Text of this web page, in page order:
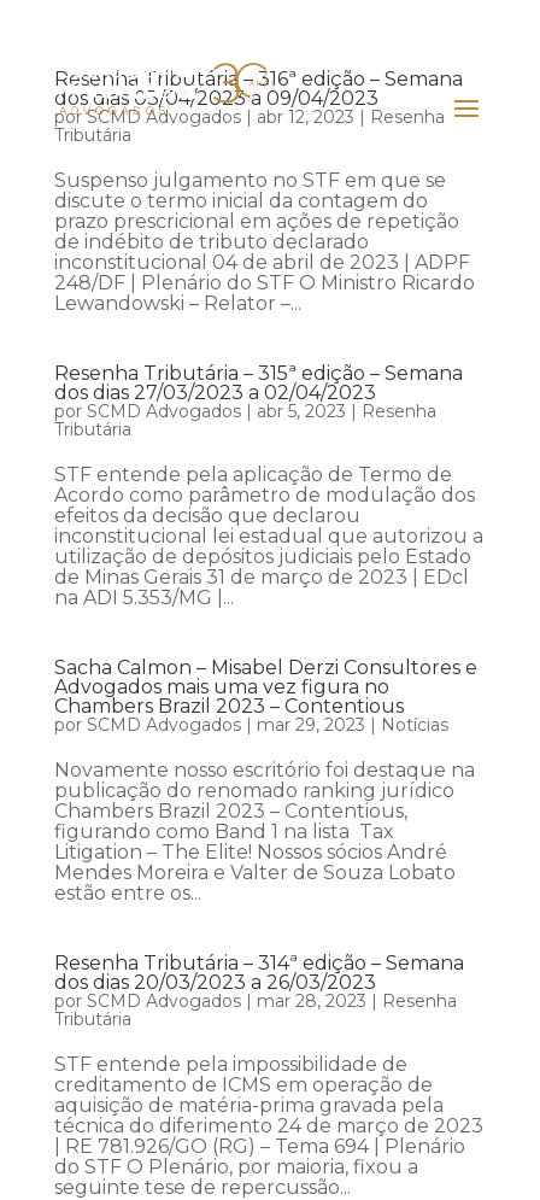
Resenha Tributária – 316ª edição – Semana
dos dias 03/04/2023 a 09/04/2023
porSCMD Advogados| abr 12, 2023 | Resenha
Tributária
Suspenso julgamento no STF em que se
discute o termo inicial da contagem do
prazo prescricional em ações de repetição
de indébito de tributo declarado
inconstitucional 04 de abril de 2023 | ADPF
248/DF | Plenário do STF O Ministro Ricardo
Lewandowski – Relator –...
Resenha Tributária – 315ª edição – Semana
dos dias 27/03/2023 a 02/04/2023
por SCMD Advogados| abr 5, 2023 | Resenha
Tributária
STF entende pela aplicação de Termo de
Acordo como parâmetro de modulação dos
efeitos da decisão que declarou
inconstitucional lei estadual que autorizou a
utilização de depósitos judiciais pelo Estado
de Minas Gerais 31 de março de 2023 | EDcl
na ADI 5.353/MG |...
Sacha Calmon – Misabel Derzi Consultores e
Advogados mais uma vez figura no
Chambers Brazil 2023 – Contentious
por SCMD Advogados| mar 29, 2023 | Notícias
Novamente nosso escritório foi destaque na
publicação do renomado ranking jurídico
Chambers Brazil 2023 – Contentious,
figurando como Band 1 na lista Tax
Litigation – The Elite! Nossos sócios André
Mendes Moreira e Valter de Souza Lobato
estão entre os...
Resenha Tributária – 314ª edição – Semana
dos dias 20/03/2023 a 26/03/2023
por SCMD Advogados| mar 28, 2023 | Resenha
Tributária
STF entende pela impossibilidade de
creditamento de ICMS em operação de
aquisição de matéria-prima gravada pela
técnica do diferimento 24 de março de 2023
| RE 781.926/GO (RG) – Tema 694 | Plenário
do STF O Plenário, por maioria, fixou a
seguinte tese de repercussão...